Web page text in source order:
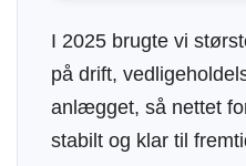
I 2025 brugte vi
på drift,
anlægget, så nettet
stabilt og klar til